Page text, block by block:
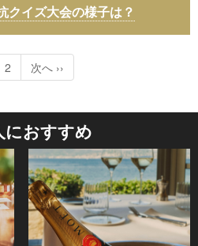
クイズ大会の様子は？
2 次へ ››
におすすめ